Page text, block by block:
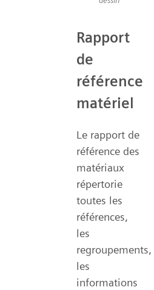
Rapport
de
référence
matériel
Le rapport de
référence des
matériaux
répertorie
toutes les
références,
les
regroupements,
les
informations